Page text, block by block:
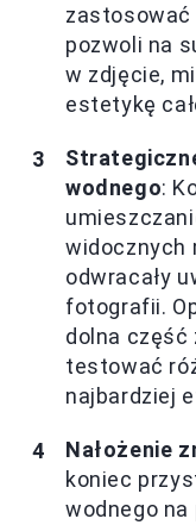
zastosować
pozwoli na
w zdjęcie,
estetykę
wodnego:
widocznych
odwracały
fotografii.
dolna część
testować
najbardziej
Nałożenie
koniec
wodnego na